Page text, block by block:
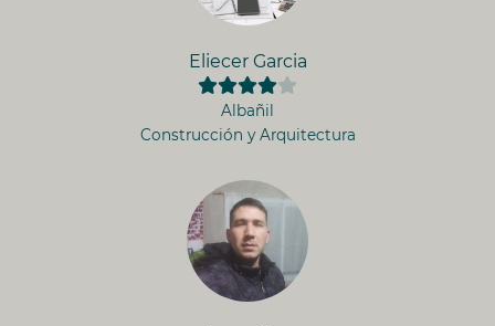
Eliecer Garcia
Albañil
Construcción y Arquitectura